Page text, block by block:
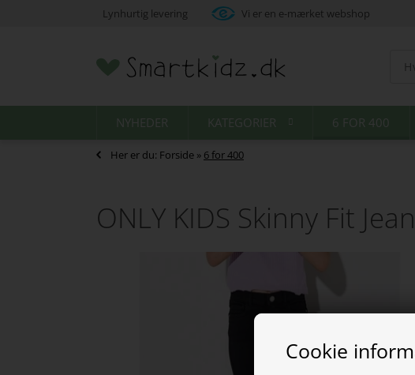
Cookie
Lynhurtig levering Vi er en e-mærket webshop
NYHEDER KATEGORIER 6 FOR 400
Her er du: Forside » 6 for 400
ONLY KIDS Skinny Fit